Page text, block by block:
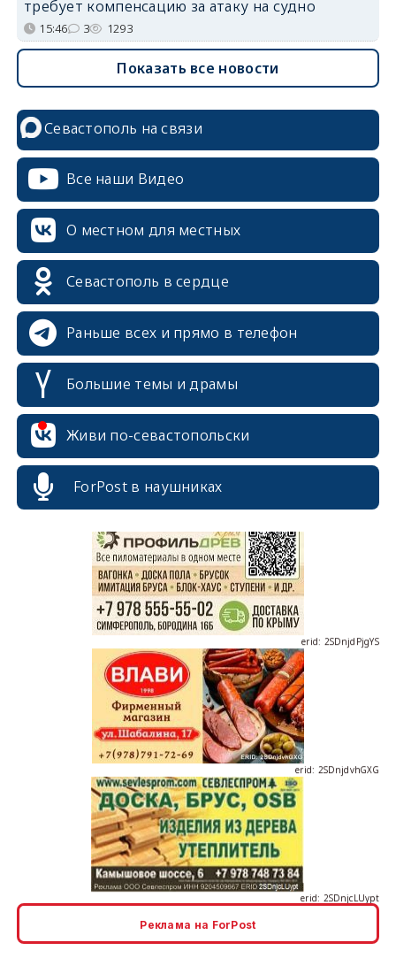
требует компенсацию за атаку на судно
15:46 3 1293
Показать все новости
Севастополь на связи
Все наши Видео
О местном для местных
Севастополь в сердце
Раньше всех и прямо в телефон
Большие темы и драмы
Живи по-севастопольски
ForPost в наушниках
erid: 2SDnjcrDNw6
erid: 2SDnjdPjgYS
erid: 2SDnjdvhGXG
Реклама на ForPost